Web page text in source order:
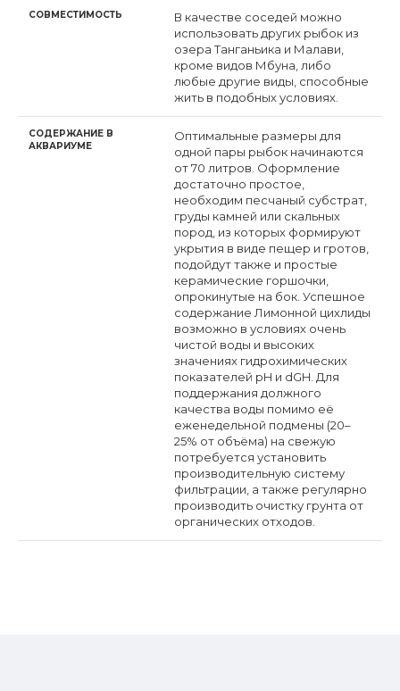
СОВМЕСТИМОСТЬ
В качестве соседей можно
использовать других рыбок из
озера Танганьика и Малави,
кроме видов Мбуна, либо
любые другие виды, способные
жить в подобных условиях.
СОДЕРЖАНИЕ В
АКВАРИУМЕ
Оптимальные размеры для
одной пары рыбок начинаются
от 70 литров. Оформление
достаточно простое,
необходим песчаный субстрат,
груды камней или скальных
пород, из которых формируют
укрытия в виде пещер и гротов,
подойдут также и простые
керамические горшочки,
опрокинутые на бок. Успешное
содержание Лимонной цихлиды
возможно в условиях очень
чистой воды и высоких
значениях гидрохимических
показателей pH и dGH. Для
поддержания должного
качества воды помимо её
еженедельной подмены (20–
25% от объёма) на свежую
потребуется установить
производительную систему
фильтрации, а также регулярно
производить очистку грунта от
органических отходов.